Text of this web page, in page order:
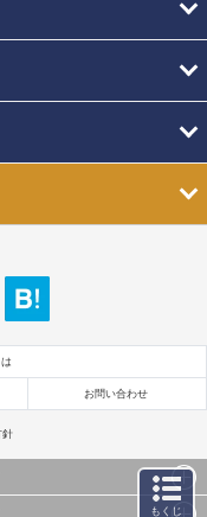
お問い合わせ
針
もくじ